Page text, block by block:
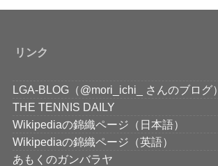
リンク
LGA-BLOG（@mori_ichi_ さんのブログ）
THE TENNIS DAILY
Wikipediaの錦織ページ（日本語）
Wikipediaの錦織ページ（英語）
あもくのガンバラヤ